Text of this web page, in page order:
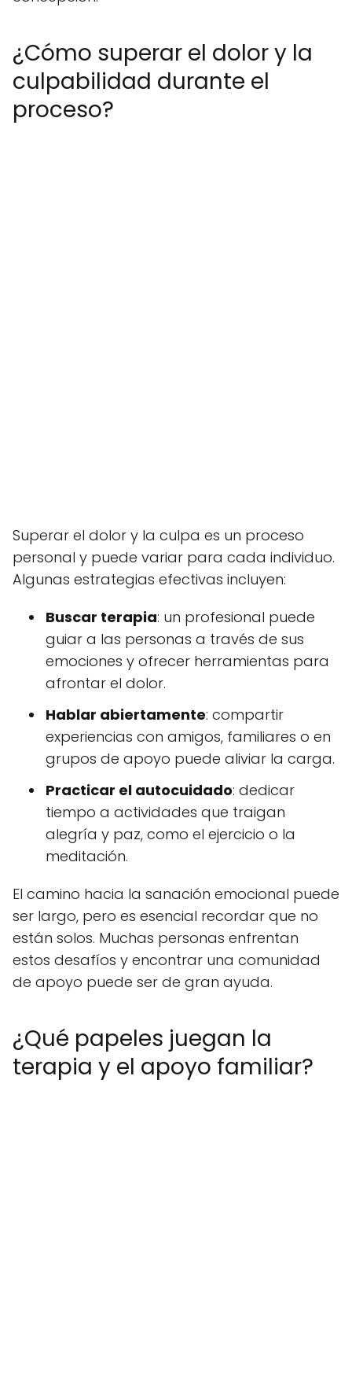
¿Cómo superar el dolor y la
culpabilidad durante el
proceso?
Superar el dolor y la culpa es un proceso
personal y puede variar para cada individuo.
Algunas estrategias efectivas incluyen:
Buscar terapia: un profesional puede
guiar a las personas a través de sus
emociones y ofrecer herramientas para
afrontar el dolor.
Hablar abiertamente: compartir
experiencias con amigos, familiares o en
grupos de apoyo puede aliviar la carga.
Practicar el autocuidado: dedicar
tiempo a actividades que traigan
alegría y paz, como el ejercicio o la
meditación.
El camino hacia la sanación emocional puede
ser largo, pero es esencial recordar que no
están solos. Muchas personas enfrentan
estos desafíos y encontrar una comunidad
de apoyo puede ser de gran ayuda.
¿Qué papeles juegan la
terapia y el apoyo familiar?